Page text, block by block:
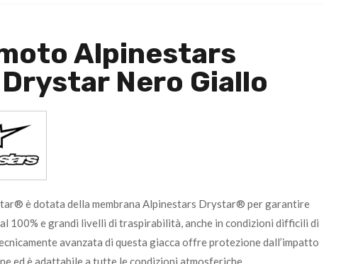
Alpinestars
Nero Giallo
è dotata della membrana Alpinestars Drystar® per garantire
al 100% e grandi livelli di traspirabilità, anche in condizioni difficili di
avanzata di questa giacca offre protezione dall’impatto
ed è adattabile a tutte le condizioni atmosferiche.